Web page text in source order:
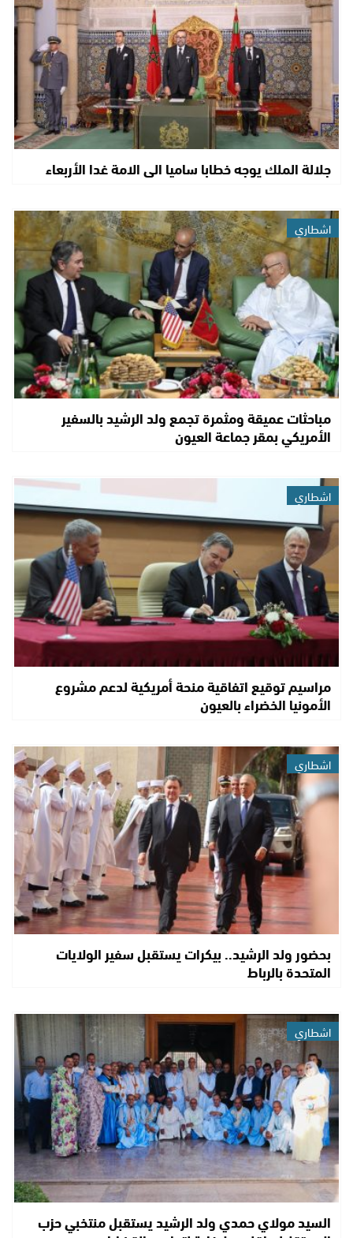
جلالة الملك يوجه خطابا ساميا الى الامة غدا الأربعاء
اشطاري
مباحثات عميقة ومثمرة تجمع ولد الرشيد بالسفير
الأمريكي بمقر جماعة العيون
اشطاري
مراسيم توقيع اتفاقية منحة أمريكية لدعم مشروع
الأمونيا الخضراء بالعيون
اشطاري
بحضور ولد الرشيد.. بيكرات يستقبل سفير الولايات
المتحدة بالرباط
اشطاري
السيد مولاي حمدي ولد الرشيد يستقبل منتخبي حزب